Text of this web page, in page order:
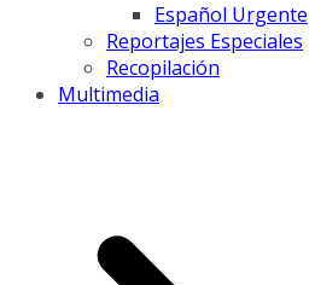
Español Urgente
Reportajes Especiales
Recopilación
Multimedia